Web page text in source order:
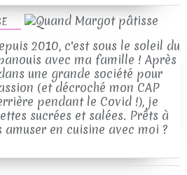
2010, c'est sous le soleil du
avec ma famille ! Après
une grande société pour
(et décroché mon CAP
pendant le Covid !), je
sucrées et salées. Prêts à
en cuisine avec moi ?